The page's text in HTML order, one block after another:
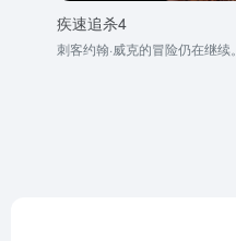
疾速追杀4
刺客约翰·威克的冒险仍在继续。